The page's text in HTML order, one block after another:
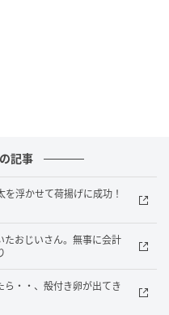
イスペイント用の画材
ずは白の塗料で波打っ
頭頂部には・・・
記事
浮かせて荷揚げに成功！
たおじいさん。無事に会計
ら・・、殻付き卵が出てき